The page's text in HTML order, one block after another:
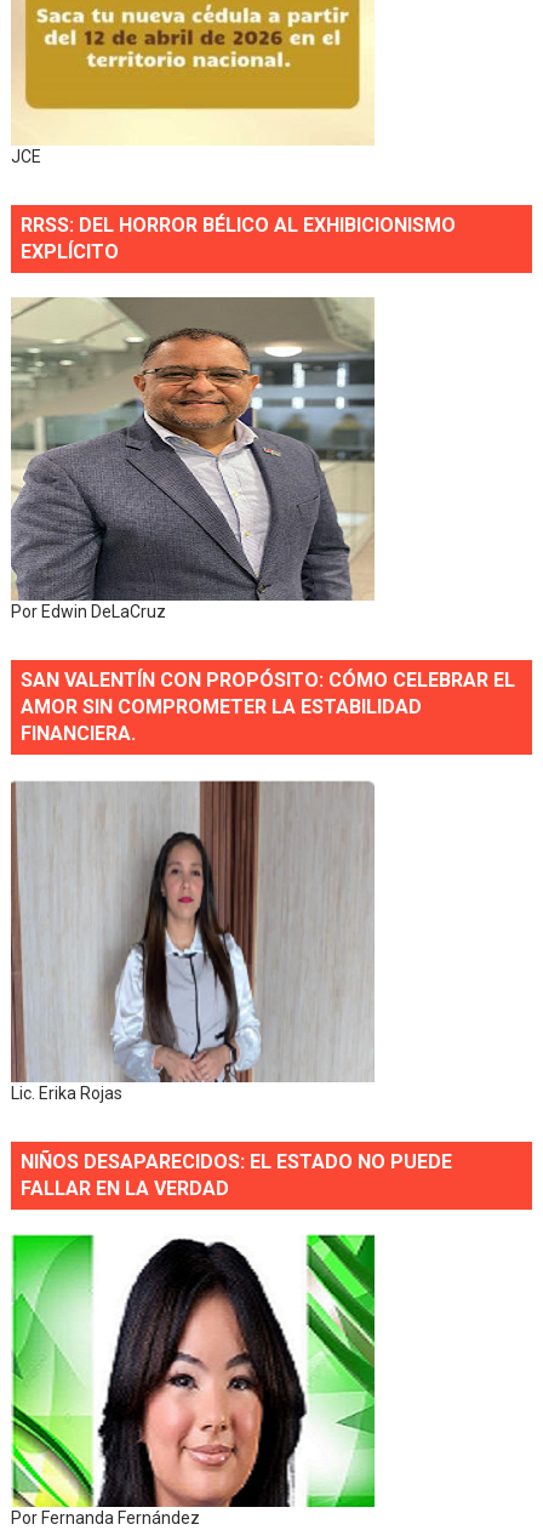
JCE
RRSS: DEL HORROR BÉLICO AL EXHIBICIONISMO
EXPLÍCITO
Por Edwin DeLaCruz
SAN VALENTÍN CON PROPÓSITO: CÓMO CELEBRAR EL
AMOR SIN COMPROMETER LA ESTABILIDAD
FINANCIERA.
Lic. Erika Rojas
NIÑOS DESAPARECIDOS: EL ESTADO NO PUEDE
FALLAR EN LA VERDAD
Por Fernanda Fernández